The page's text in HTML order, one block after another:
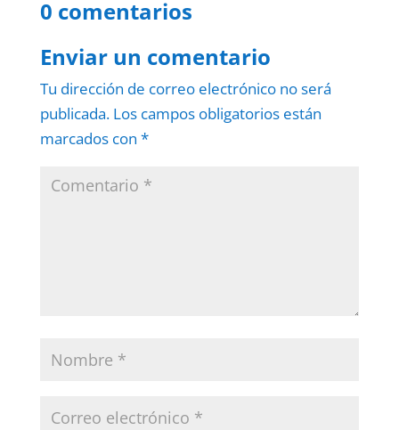
0 comentarios
Enviar un comentario
Tu dirección de correo electrónico no será
publicada. Los campos obligatorios están
marcados con *